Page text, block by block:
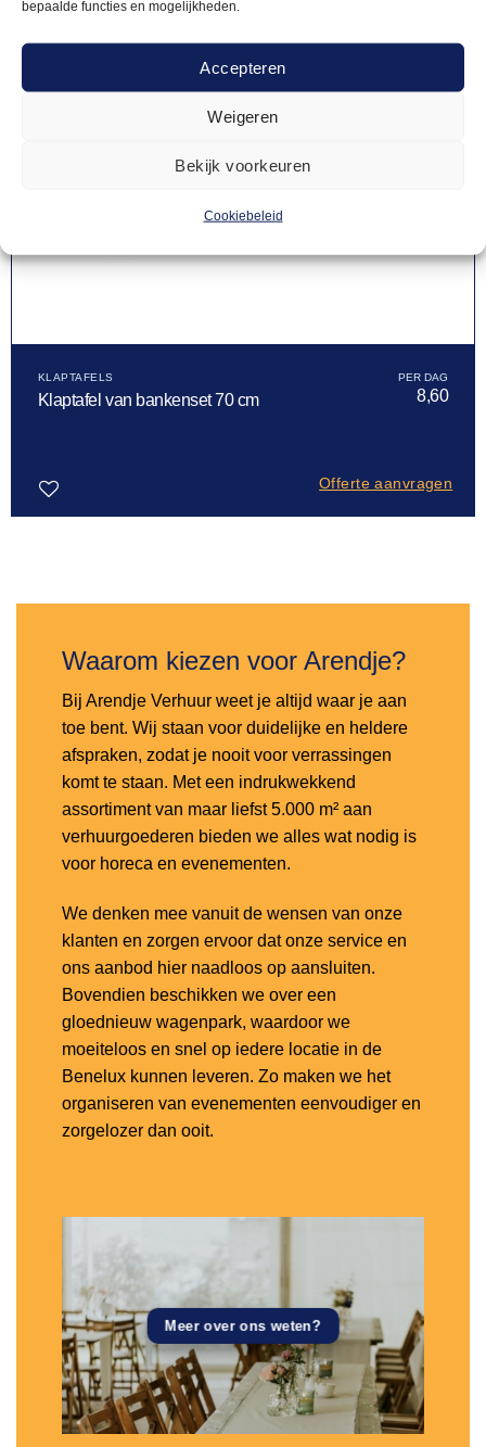
bepaalde functies en mogelijkheden.
Accepteren
Weigeren
Bekijk voorkeuren
Cookiebeleid
KLAPTAFELS
Klaptafel van bankenset 70 cm 8,60
Offerte aanvragen
Waarom kiezen voor Arendje?
Bij Arendje Verhuur weet je altijd waar je aan
toe bent. Wij staan voor duidelijke en heldere
afspraken, zodat je nooit voor verrassingen
komt te staan. Met een indrukwekkend
assortiment van maar liefst 5.000 m² aan
verhuurgoederen bieden we alles wat nodig is
voor horeca en evenementen.
We denken mee vanuit de wensen van onze
klanten en zorgen ervoor dat onze service en
ons aanbod hier naadloos op aansluiten.
Bovendien beschikken we over een
gloednieuw wagenpark, waardoor we
moeiteloos en snel op iedere locatie in de
Benelux kunnen leveren. Zo maken we het
organiseren van evenementen eenvoudiger en
zorgelozer dan ooit.
Meer over ons weten?